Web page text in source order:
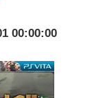
00:00:00